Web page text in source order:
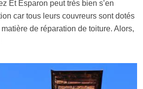
Et Esparon peut très bien s’en
car tous leurs couvreurs sont dotés
de réparation de toiture. Alors,